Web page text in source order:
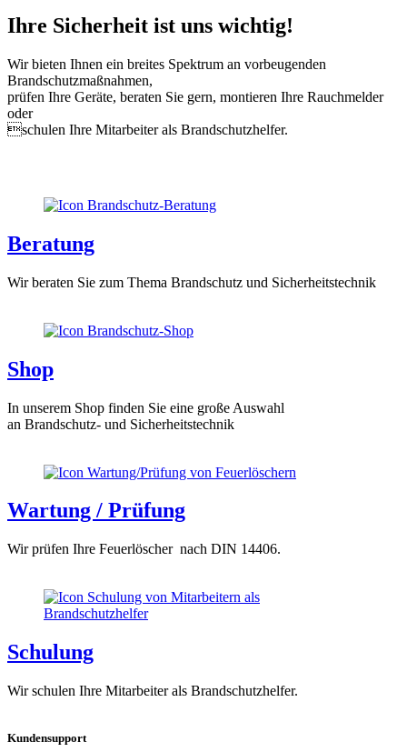
Ihre Sicherheit ist uns wichtig!
Wir bieten Ihnen ein breites Spektrum an vorbeugenden
Brandschutzmaßnahmen,
prüfen Ihre Geräte, beraten Sie gern, montieren Ihre Rauchmelder
oder
schulen Ihre Mitarbeiter als Brandschutzhelfer.
Beratung
Wir beraten Sie zum Thema Brandschutz und Sicherheitstechnik
Shop
In unserem Shop finden Sie eine große Auswahl
an Brandschutz- und Sicherheitstechnik
Wartung / Prüfung
Wir prüfen Ihre Feuerlöscher nach DIN 14406.
Schulung
Wir schulen Ihre Mitarbeiter als Brandschutzhelfer.
Kundensupport